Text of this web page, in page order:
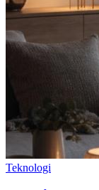
Teknologi